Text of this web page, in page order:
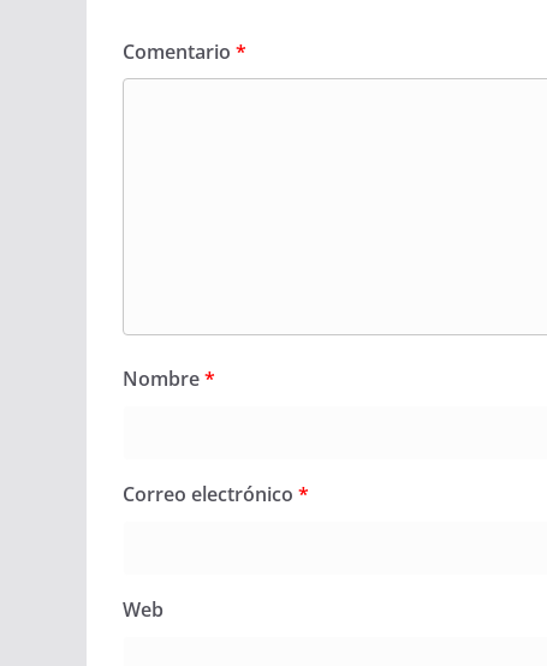
Comentario *
Nombre*
Correo electrónico *
Web